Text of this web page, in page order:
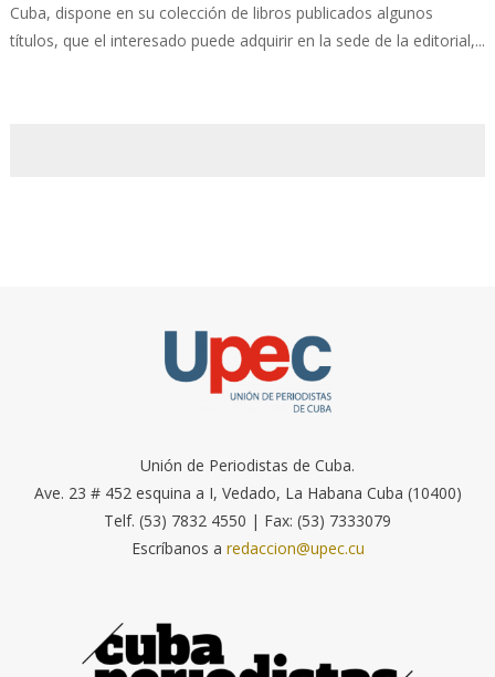
Cuba, dispone en su colección de libros publicados algunos
títulos, que el interesado puede adquirir en la sede de la editorial,...
Unión de Periodistas de Cuba.
Ave. 23 # 452 esquina a I, Vedado, La Habana Cuba (10400)
Telf. (53) 7832 4550 | Fax: (53) 7333079
Escríbanos a redaccion@upec.cu